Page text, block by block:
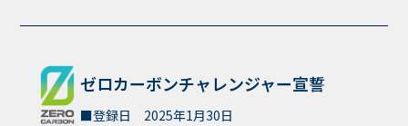
ゼロカーボンチャレンジャー宣誓
登録日 2025年1月30日